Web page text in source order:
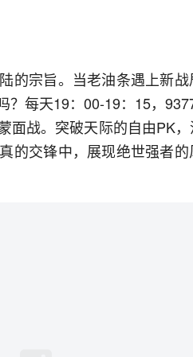
的宗旨。当老油条遇上新
每天19：00-19：15，
面战。突破天际的自由PK
的交锋中，展现绝世强者